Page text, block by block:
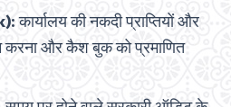
कार्यालय की नकदी प्राप्तियों और
करना और कैश बुक को प्रमाणित